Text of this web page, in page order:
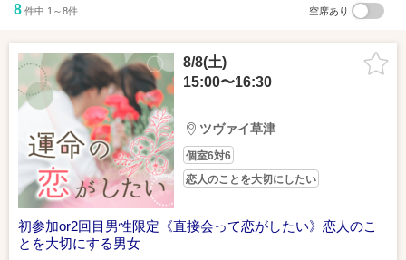
GoogleMapで見る 詳しい行き方を見る
JR「南草津駅」直結♪
フェリエ南草津4階
8 件中 1～8件 空席あり
8/8(土)
15:00〜16:30
ツヴァイ草津
個室6対6
恋人のことを大切にしたい
初参加or2回目男性限定《直接会って恋がしたい》恋人のこ
とを大切にする男女